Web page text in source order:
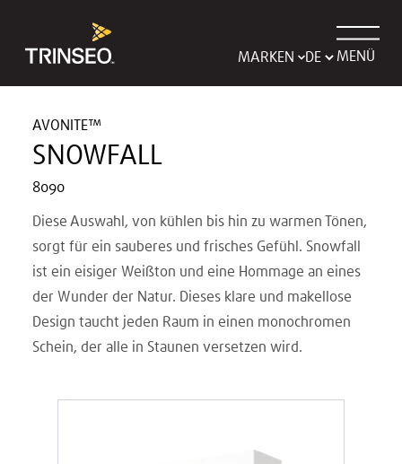
MARKEN MENÜ
AVONITE™
SNOWFALL
8090
Diese Auswahl, von kühlen bis hin zu warmen Tönen,
sorgt für ein sauberes und frisches Gefühl. Snowfall
ist ein eisiger Weißton und eine Hommage an eines
der Wunder der Natur. Dieses klare und makellose
Design taucht jeden Raum in einen monochromen
Schein, der alle in Staunen versetzen wird.